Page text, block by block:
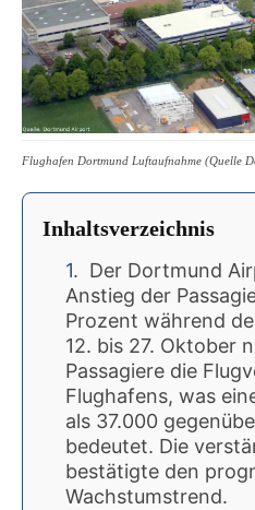
Flughafen Dortmund Luftaufnahme (Quelle
Inhaltsverzeichnis
Der Dortmund
Anstieg der
Prozent während
12. bis 27. Oktober
Passagiere die
Flughafens, was
als 37.000
bedeutet. Die
bestätigte den
Wachstumstrend.